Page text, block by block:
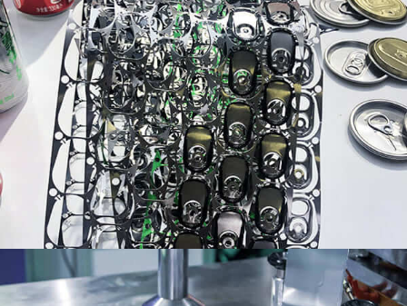
8011 İlaç Ambalajı Alüminyum Folyo
8011 İlaç Ambalajı Alüminyum Folyo.
Kompozisyonunu kapsar, özellikler, uygulamalar,
Avantaj -ları, üretim süreçleri, ve çevresel
sürdürülebilirlik.
Tazeliğin Kilidini Açın: Çok Yönlülüğünü